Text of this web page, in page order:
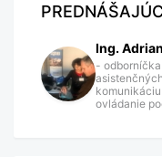
Ing.
-
ovládanie